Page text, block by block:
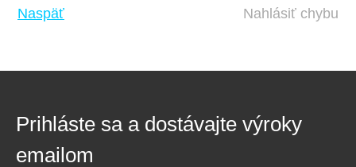
Naspäť Nahlásiť chybu
Prihláste sa a dostávajte výroky
emailom